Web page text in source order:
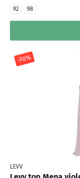
92 98
-70%
LEVV